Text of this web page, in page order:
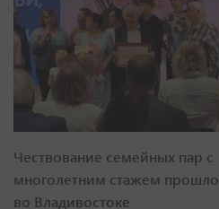
Чествование семейных пар с
многолетним стажем прошло
во Владивостоке